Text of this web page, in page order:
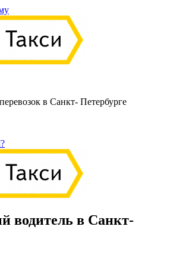
в Санкт- Петербурге
водитель в Санкт-